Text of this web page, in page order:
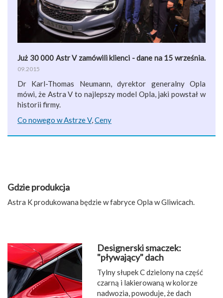
Już 30 000 Astr V zamówili klienci - dane na 15 września.
09.2015
Dr Karl-Thomas Neumann, dyrektor generalny Opla
mówi, że Astra V to najlepszy model Opla, jaki powstał w
historii firmy.
Co nowego w Astrze V,Ceny
Gdzie produkcja
Astra K produkowana będzie w fabryce Opla w Gliwicach.
Designerski smaczek:
"pływający" dach
Tylny słupek C dzielony na część
czarną i lakierowaną w kolorze
nadwozia, powoduje, że dach